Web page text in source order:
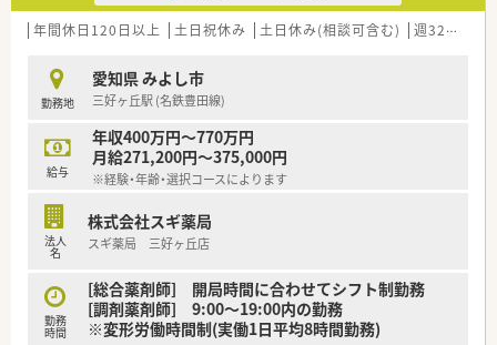
【 こんな求人です 】
新しく綺麗な店舗で、あなたの経験とリーダーシップを
存分に発揮できる管理薬剤師のポジションです。
■ 年収700万円も目指せる高待遇！
ご経験やスキルから年収550万円～700万円を想定。
年俸制で安定した収入が見込めます。
■ 年間休日120日前後でプライベートも充実
週休2日制（水曜・土曜午後、日祝など）で、夏季・
ワークライフバランスを大切にできます。
■ 残業は月平均5時間と少なめ
ほとんどありません。終業後の時間も有効に使えます。
■ 充実の福利厚生と教育制度
退職金制度（勤続3年以上）や各種保険はもちろん、
年間休日120日以上 土日祝休み 土日休み(相談可含む) 週32h以上
勤務地
愛知県 みよし市
三好ヶ丘駅 (名鉄豊田線)
給与
年収400万円～770万円
月給271,200円～375,000円
※経験・年齢・選択コースによります
法人
名
株式会社スギ薬局
スギ薬局 三好ヶ丘店
勤務
時間
[総合薬剤師] 開局時間に合わせてシフト制勤務
[調剤薬剤師] 9:00～19:00内の勤務
※変形労働時間制(実働1日平均8時間勤務)